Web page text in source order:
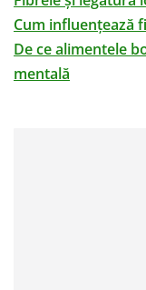
Cum influențează
De ce alimentele
mentală